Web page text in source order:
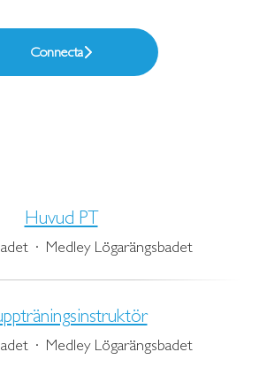
Connecta
Huvud PT
· Medley Lögarängsbadet
· Medley Lögarängsbadet